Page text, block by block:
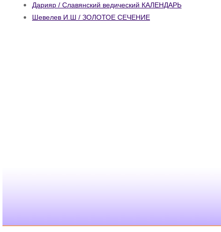
Дарияр / Славянский ведический КАЛЕНДАРЬ
Шевелев И.Ш / ЗОЛОТОЕ СЕЧЕНИЕ